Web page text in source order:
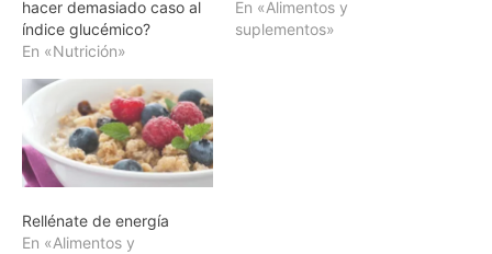
hacer demasiado caso al
índice glucémico?
En «Nutrición»
En «Alimentos y
suplementos»
Rellénate de energía
En «Alimentos y